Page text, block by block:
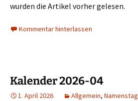
wurden die Artikel vorher gelesen.
Kommentar hinterlassen
Kalender 2026-04
1. April 2026 Allgemein, Namenstag